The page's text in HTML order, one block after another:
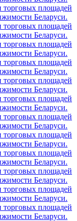
торговых площадей
Беларуси.
торговых площадей
Беларуси.
торговых площадей
Беларуси.
торговых площадей
Беларуси.
торговых площадей
Беларуси.
торговых площадей
Беларуси.
торговых площадей
Беларуси.
торговых площадей
Беларуси.
торговых площадей
Беларуси.
торговых площадей
Беларуси.
торговых площадей
Беларуси.
торговых площадей
Беларуси.